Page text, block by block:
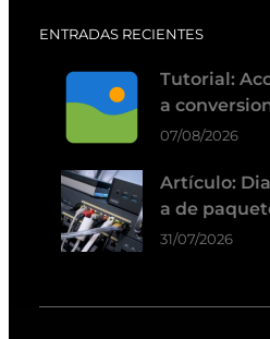
ENTRADAS RECIENTES
Tutorial:
a
07/08/2026
Artículo:
a de
31/07/2026